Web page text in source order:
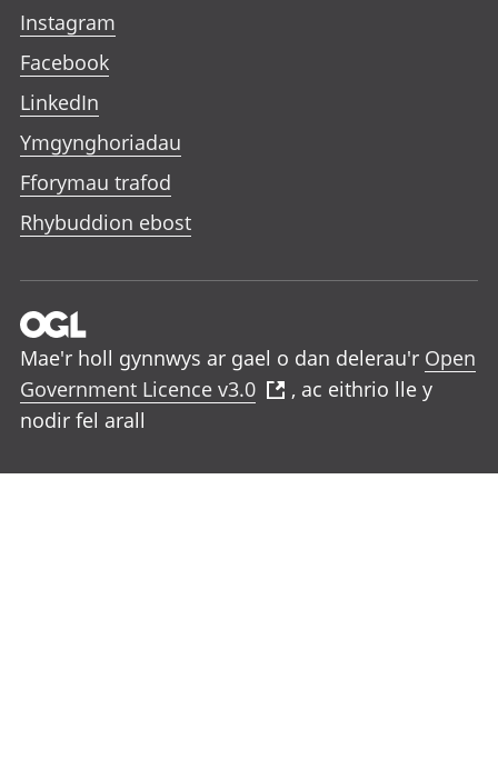
Instagram
Facebook
LinkedIn
Ymgynghoriadau
Fforymau trafod
Rhybuddion ebost
Mae'r holl gynnwys ar gael o dan delerau'r Open
Government Licence v3.0
, ac eithrio lle y
nodir fel arall